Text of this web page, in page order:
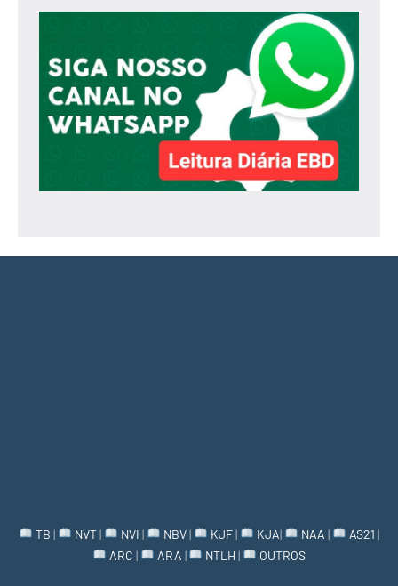
TB | NVT| NVI | NBV| KJF| KJA| NAA | AS21 |
ARC | ARA | NTLH | OUTROS